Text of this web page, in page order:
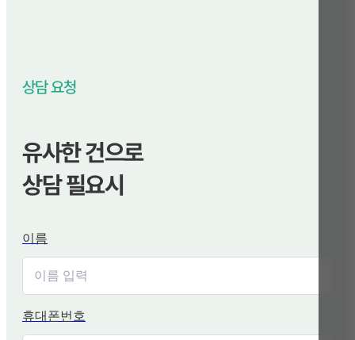
상담 요청
유사한 건으로
상담 필요시
이름
휴대폰번호